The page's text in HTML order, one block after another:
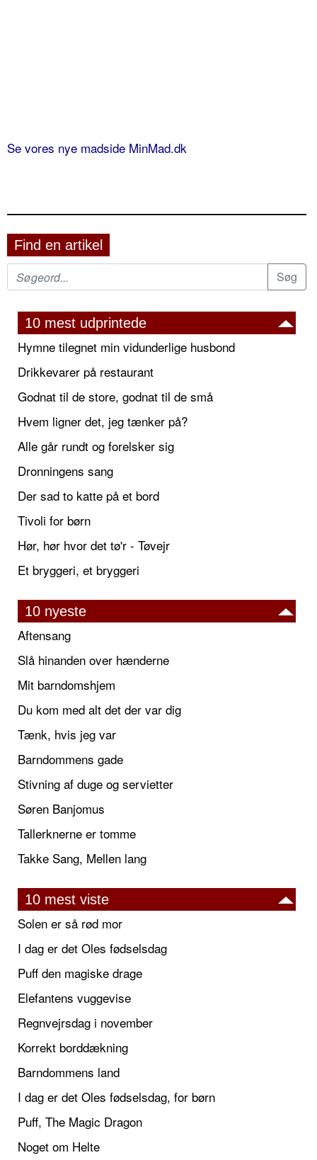
Se vores nye madside MinMad.dk
Find en artikel
10 mest udprintede
Hymne tilegnet min vidunderlige husbond
Drikkevarer på restaurant
Godnat til de store, godnat til de små
Hvem ligner det, jeg tænker på?
Alle går rundt og forelsker sig
Dronningens sang
Der sad to katte på et bord
Tivoli for børn
Hør, hør hvor det tø'r - Tøvejr
Et bryggeri, et bryggeri
10 nyeste
Aftensang
Slå hinanden over hænderne
Mit barndomshjem
Du kom med alt det der var dig
Tænk, hvis jeg var
Barndommens gade
Stivning af duge og servietter
Søren Banjomus
Tallerknerne er tomme
Takke Sang, Mellen lang
10 mest viste
Solen er så rød mor
I dag er det Oles fødselsdag
Puff den magiske drage
Elefantens vuggevise
Regnvejrsdag i november
Korrekt borddækning
Barndommens land
I dag er det Oles fødselsdag, for børn
Puff, The Magic Dragon
Noget om Helte